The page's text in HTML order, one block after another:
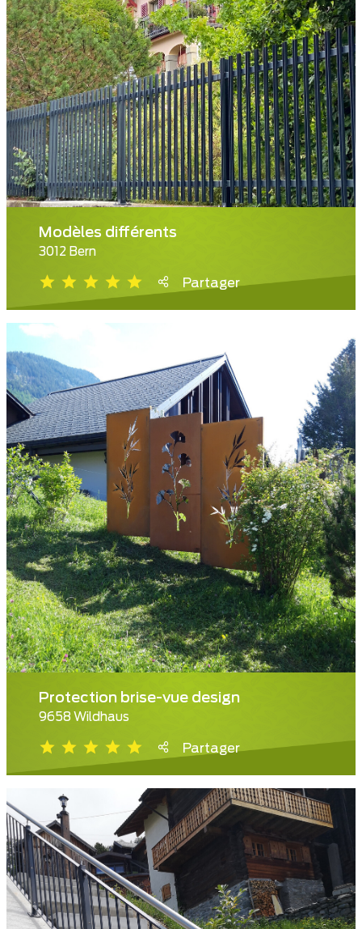
Modèles différents
3012 Bern
Partager
Protection brise-vue design
9658 Wildhaus
Partager